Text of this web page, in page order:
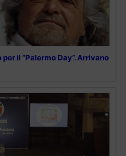
il “Palermo Day”. Arrivano